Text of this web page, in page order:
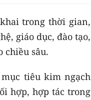
trong thời gian,
giáo dục, đào tạo,
chiều sâu.
tiêu kim ngạch
hợp, hợp tác trong